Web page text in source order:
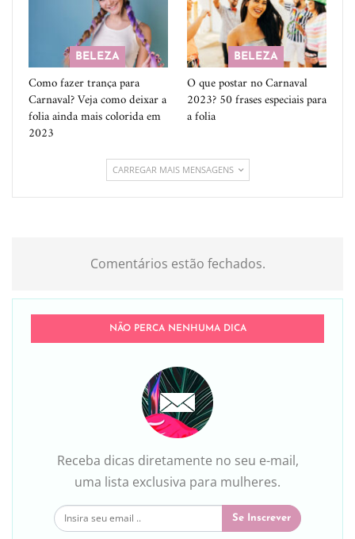
BELEZA
Como fazer trança para
Carnaval? Veja como deixar a
folia ainda mais colorida em
2023
BELEZA
O que postar no Carnaval
2023? 50 frases especiais para
a folia
CARREGAR MAIS MENSAGENS
Comentários estão fechados.
NÃO PERCA NENHUMA DICA
Receba dicas diretamente no seu e-mail,
uma lista exclusiva para mulheres.
Se Inscrever